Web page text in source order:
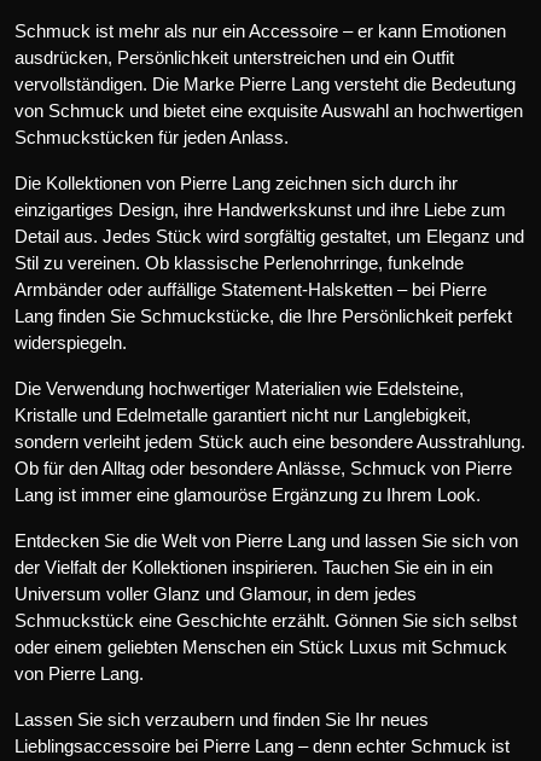
Schmuck ist mehr als nur ein Accessoire – er kann Emotionen
ausdrücken, Persönlichkeit unterstreichen und ein Outfit
vervollständigen. Die Marke Pierre Lang versteht die Bedeutung
von Schmuck und bietet eine exquisite Auswahl an hochwertigen
Schmuckstücken für jeden Anlass.
Die Kollektionen von Pierre Lang zeichnen sich durch ihr
einzigartiges Design, ihre Handwerkskunst und ihre Liebe zum
Detail aus. Jedes Stück wird sorgfältig gestaltet, um Eleganz und
Stil zu vereinen. Ob klassische Perlenohrringe, funkelnde
Armbänder oder auffällige Statement-Halsketten – bei Pierre
Lang finden Sie Schmuckstücke, die Ihre Persönlichkeit perfekt
widerspiegeln.
Die Verwendung hochwertiger Materialien wie Edelsteine,
Kristalle und Edelmetalle garantiert nicht nur Langlebigkeit,
sondern verleiht jedem Stück auch eine besondere Ausstrahlung.
Ob für den Alltag oder besondere Anlässe, Schmuck von Pierre
Lang ist immer eine glamouröse Ergänzung zu Ihrem Look.
Entdecken Sie die Welt von Pierre Lang und lassen Sie sich von
der Vielfalt der Kollektionen inspirieren. Tauchen Sie ein in ein
Universum voller Glanz und Glamour, in dem jedes
Schmuckstück eine Geschichte erzählt. Gönnen Sie sich selbst
oder einem geliebten Menschen ein Stück Luxus mit Schmuck
von Pierre Lang.
Lassen Sie sich verzaubern und finden Sie Ihr neues
Lieblingsaccessoire bei Pierre Lang – denn echter Schmuck ist